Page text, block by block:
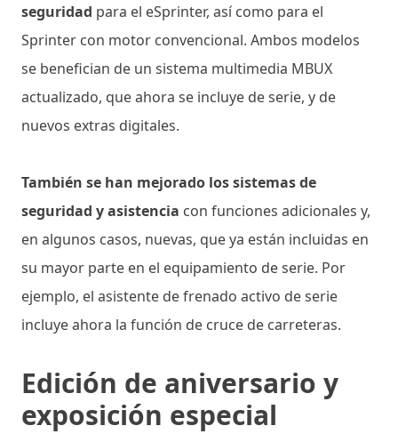
seguridad para el eSprinter, así como para el
Sprinter con motor convencional. Ambos modelos
se benefician de un sistema multimedia MBUX
actualizado, que ahora se incluye de serie, y de
nuevos extras digitales.
También se han mejorado los sistemas de
seguridad y asistencia con funciones adicionales y,
en algunos casos, nuevas, que ya están incluidas en
su mayor parte en el equipamiento de serie. Por
ejemplo, el asistente de frenado activo de serie
incluye ahora la función de cruce de carreteras.
Edición de aniversario y
exposición especial